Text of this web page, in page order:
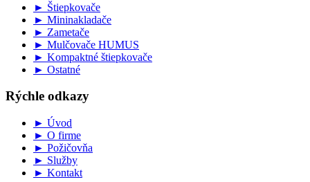
► Štiepkovače
► Mininakladače
► Zametače
► Mulčovače HUMUS
► Kompaktné štiepkovače
► Ostatné
Rýchle odkazy
► Úvod
► O firme
► Požičovňa
► Služby
► Kontakt